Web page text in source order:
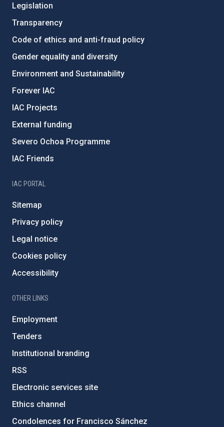
Legislation
Transparency
Code of ethics and anti-fraud policy
Gender equality and diversity
Environment and Sustainability
Forever IAC
IAC Projects
External funding
Severo Ochoa Programme
IAC Friends
IAC PORTAL
Sitemap
Privacy policy
Legal notice
Cookies policy
Accessibility
OTHER LINKS
Employment
Tenders
Institutional branding
RSS
Electronic services site
Ethics channel
Condolences for Francisco Sánchez